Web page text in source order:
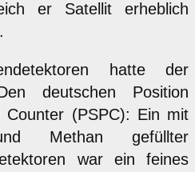
er Satellit erheblich
hatte der
deutschen Position
Counter (PSPC): Ein mit
Methan gefüllter
war ein feines